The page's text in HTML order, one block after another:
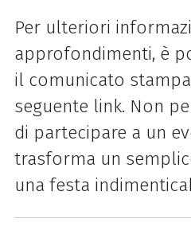
Per ulteriori
approfondimenti, è
il comunicato
seguente link. Non
di partecipare a un
trasforma un
una festa